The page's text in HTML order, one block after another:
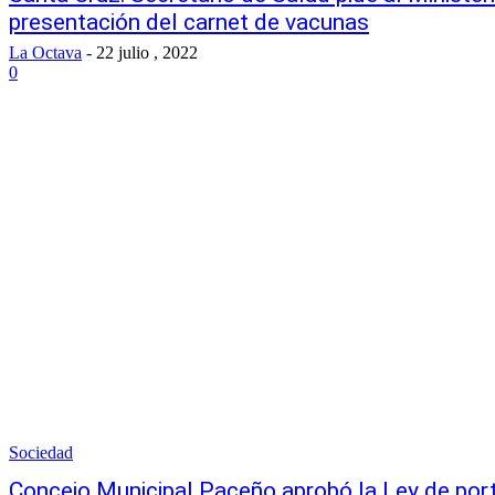
presentación del carnet de vacunas
La Octava - 22 julio , 2022
0
Sociedad